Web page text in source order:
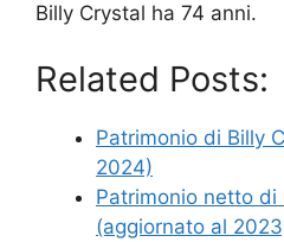
Billy Crystal ha 74 anni.
Related Posts:
Patrimonio di Billy
2024)
Patrimonio netto
(aggiornato al